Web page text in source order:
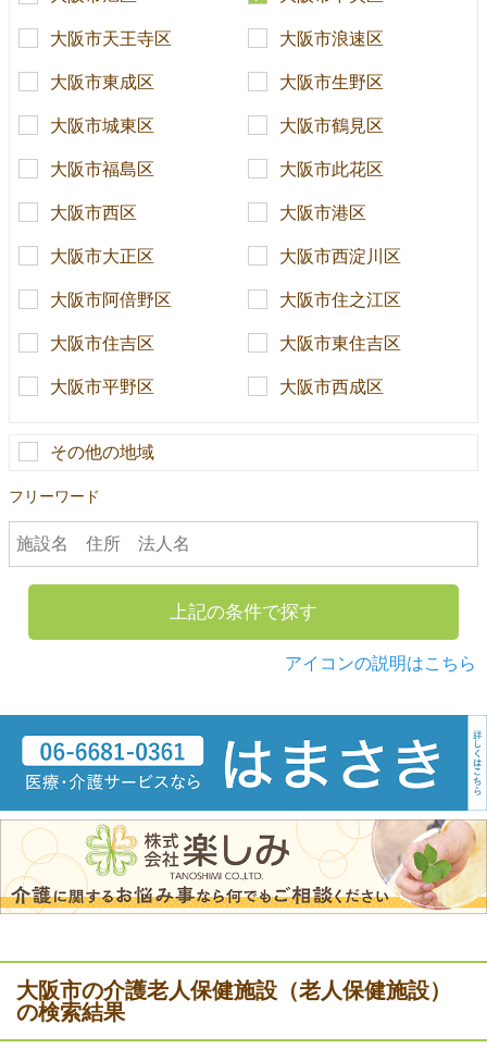
大阪市天王寺区 大阪市浪速区
大阪市東成区 大阪市生野区
大阪市城東区 大阪市鶴見区
大阪市福島区 大阪市此花区
大阪市西区 大阪市港区
大阪市大正区 大阪市西淀川区
大阪市阿倍野区 大阪市住之江区
大阪市住吉区 大阪市東住吉区
大阪市平野区 大阪市西成区
その他の地域
フリーワード
上記の条件で探す
アイコンの説明はこちら
大阪市の介護老人保健施設（老人保健施設）
の検索結果